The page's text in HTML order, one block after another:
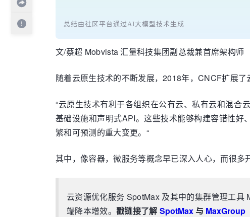
总结由社区平台通过AI大模型技术生成
文/蔡超 Mobvista 汇量科技集团副总裁兼首席架构师
随着云原生技术的不断发展，2018年，CNCF扩展了
“云原生技术有利于各组织在公有云、私有云和混合
基础设施和声明式API。这些技术能够构建容错性
繁和可预测的重大变更。“
其中，像容器，微服务等概念早已深入人心，而很多
云资源优化服务 SpotMax 及其中的集群管理工
端降本增效。 戳链接了解 SpotMax与 MaxGroup